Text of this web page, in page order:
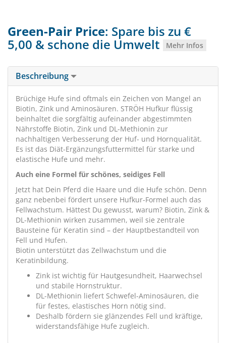
Green-Pair Price: Spare bis zu €
5,00 & schone die Umwelt Mehr Infos
Beschreibung
Brüchige Hufe sind oftmals ein Zeichen von Mangel an
Biotin, Zink und Aminosäuren. STRÖH Hufkur flüssig
beinhaltet die sorgfältig aufeinander abgestimmten
Nährstoffe Biotin, Zink und DL-Methionin zur
nachhaltigen Verbesserung der Huf- und Hornqualität.
Es ist das Diät-Ergänzungsfuttermittel für starke und
elastische Hufe und mehr.
Auch eine Formel für schönes, seidiges Fell
Jetzt hat Dein Pferd die Haare und die Hufe schön. Denn
ganz nebenbei fördert unsere Hufkur-Formel auch das
Fellwachstum. Hättest Du gewusst, warum? Biotin, Zink &
DL-Methionin wirken zusammen, weil sie zentrale
Bausteine für Keratin sind – der Hauptbestandteil von
Fell und Hufen.
Biotin unterstützt das Zellwachstum und die
Keratinbildung.
Zink ist wichtig für Hautgesundheit, Haarwechsel
und stabile Hornstruktur.
DL-Methionin liefert Schwefel-Aminosäuren, die
für festes, elastisches Horn nötig sind.
Deshalb fördern sie glänzendes Fell und kräftige,
widerstandsfähige Hufe zugleich.